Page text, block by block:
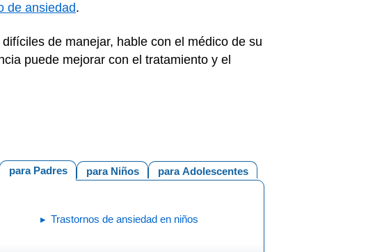
de ansiedad.
de manejar, hable con el médico de su
puede mejorar con el tratamiento y el
para Adolescentes
para Niños
para Padres
Trastornos de ansiedad en niños